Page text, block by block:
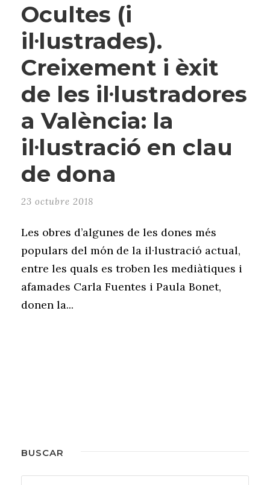
Ocultes (i
il·lustrades).
Creixement i èxit
de les il·lustradores
a València: la
il·lustració en clau
de dona
23 octubre 2018
Les obres d’algunes de les dones més
populars del món de la il·lustració actual,
entre les quals es troben les mediàtiques i
afamades Carla Fuentes i Paula Bonet,
donen la...
BUSCAR